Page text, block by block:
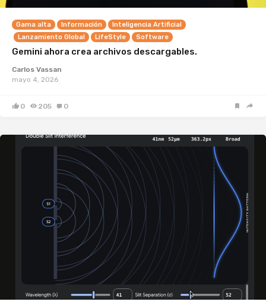
Gama alta Información
Inteligencia Artificial
Lanzamiento Global
LifeStyle Software
Gemini ahora crea archivos descargables.
Carlos Vassan
mayo 4, 2026
0 205 0